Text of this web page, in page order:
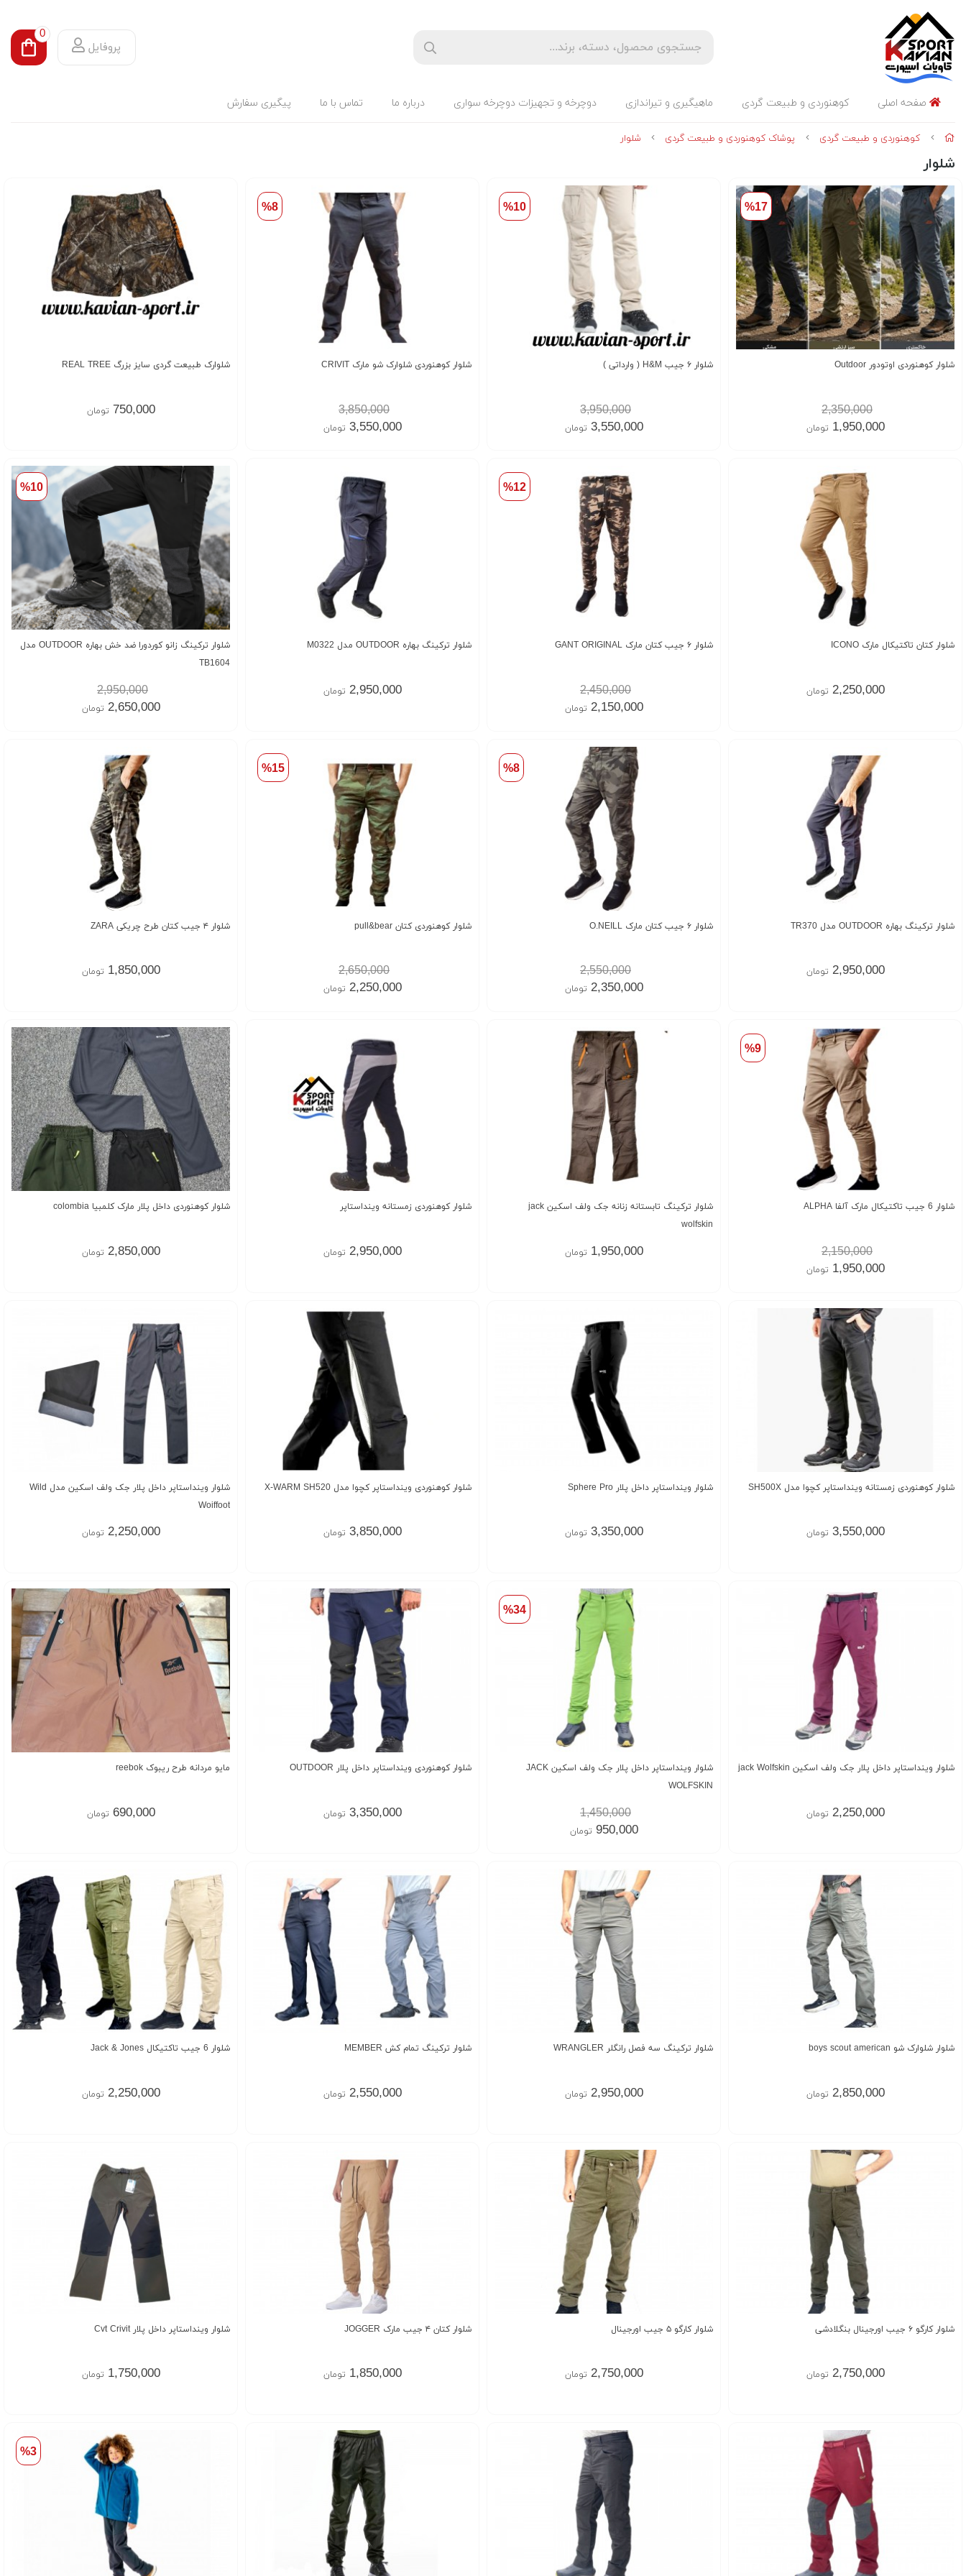
پروفایل
0
صفحه اصلی کوهنوردی و طبیعت گردی ماهیگیری و تیراندازی دوچرخه و تجهیزات دوچرخه سواری درباره ما تماس با ما پیگیری سفارش
کوهنوردی و طبیعت گردی پوشاک کوهنوردی و طبیعت گردی شلوار
شلوار
%17
شلوار کوهنوردی اوتودور Outdoor
2,350,000
1,950,000 تومان
%10
شلوار ۶ جیب H&M ( وارداتی )
3,950,000
3,550,000 تومان
%8
شلوار کوهنوردی شلوارک شو مارک CRIVIT
3,850,000
3,550,000 تومان
شلوارک طبیعت گردی سایز بزرگ REAL TREE
750,000 تومان
شلوار کتان تاکتیکال مارک ICONO
2,250,000 تومان
%12
شلوار ۶ جیب کتان مارک GANT ORIGINAL
2,450,000
2,150,000 تومان
شلوار ترکینگ بهاره OUTDOOR مدل M0322
2,950,000 تومان
%10
شلوار ترکینگ زانو کوردورا ضد خش بهاره OUTDOOR مدل
TB1604
2,950,000
2,650,000 تومان
شلوار ترکینگ بهاره OUTDOOR مدل TR370
2,950,000 تومان
%8
شلوار ۶ جیب کتان مارک O.NEILL
2,550,000
2,350,000 تومان
%15
شلوار کوهنوردی کتان pull&bear
2,650,000
2,250,000 تومان
شلوار ۴ جیب کتان طرح چریکی ZARA
1,850,000 تومان
%9
شلوار 6 جیب تاکتیکال مارک آلفا ALPHA
2,150,000
1,950,000 تومان
شلوار ترکینگ تابستانه زنانه جک ولف اسکین jack
wolfskin
1,950,000 تومان
شلوار کوهنوردی زمستانه وینداستاپر
2,950,000 تومان
شلوار کوهنوردی داخل پلار مارک کلمبیا colombia
2,850,000 تومان
شلوار کوهنوردی زمستانه وینداستاپر کچوا مدل SH500X
3,550,000 تومان
شلوار وینداستاپر داخل پلار Sphere Pro
3,350,000 تومان
شلوار کوهنوردی وینداستاپر کچوا مدل X-WARM SH520
3,850,000 تومان
شلوار وینداستاپر داخل پلار جک ولف اسکین مدل Wild
Woiffoot
2,250,000 تومان
شلوار وینداستاپر داخل پلار جک ولف اسکین jack Wolfskin
2,250,000 تومان
%34
شلوار وینداستاپر داخل پلار جک ولف اسکین JACK
WOLFSKIN
1,450,000
950,000 تومان
شلوار کوهنوردی وینداستاپر داخل پلار OUTDOOR
3,350,000 تومان
مایو مردانه طرح ریبوک reebok
690,000 تومان
شلوار شلوارک شو boys scout american
2,850,000 تومان
شلوار ترکینگ سه فصل رانگلر WRANGLER
2,950,000 تومان
شلوار ترکینگ تمام کش MEMBER
2,550,000 تومان
شلوار 6 جیب تاکتیکال Jack & Jones
2,250,000 تومان
شلوار کارگو ۶ جیب اورجینال بنگلادشی
2,750,000 تومان
شلوار کارگو ۵ جیب اورجینال
2,750,000 تومان
شلوار کتان ۴ جیب مارک JOGGER
1,850,000 تومان
شلوار وینداستاپر داخل پلار Cvt Crivit
1,750,000 تومان
%3